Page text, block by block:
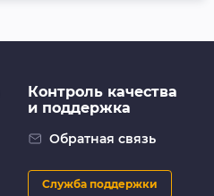
Контроль качества
и поддержка
Обратная связь
Служба поддержки